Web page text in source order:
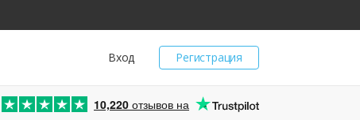
Регистрация
Вход
10,220 отзывов на